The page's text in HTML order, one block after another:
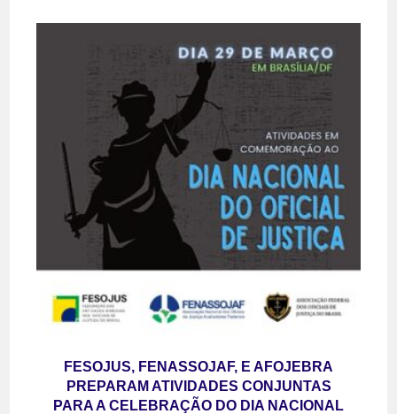
FESOJUS, FENASSOJAF, E AFOJEBRA
PREPARAM ATIVIDADES CONJUNTAS
PARA A CELEBRAÇÃO DO DIA NACIONAL